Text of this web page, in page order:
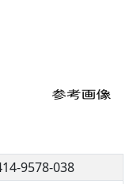
9578-038